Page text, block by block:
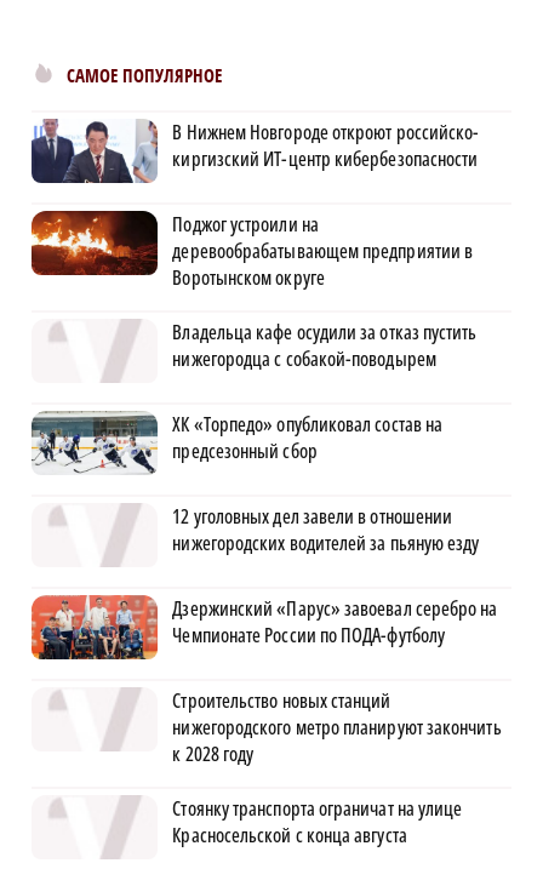
САМОЕ ПОПУЛЯРНОЕ
В Нижнем Новгороде откроют российско-
киргизский ИТ-центр кибербезопасности
Поджог устроили на
деревообрабатывающем предприятии в
Воротынском округе
Владельца кафе осудили за отказ пустить
нижегородца с собакой-поводырем
ХК «Торпедо» опубликовал состав на
предсезонный сбор
12 уголовных дел завели в отношении
нижегородских водителей за пьяную езду
Дзержинский «Парус» завоевал серебро на
Чемпионате России по ПОДА-футболу
Строительство новых станций
нижегородского метро планируют закончить
к 2028 году
Стоянку транспорта ограничат на улице
Красносельской с конца августа